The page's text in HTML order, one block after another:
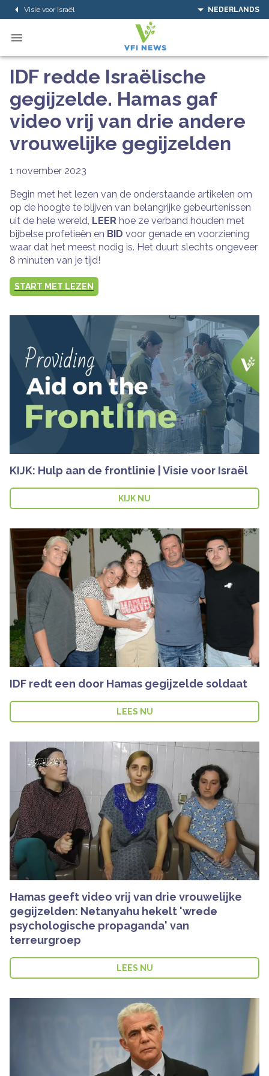
Visie voor Israël NEDERLANDS
IDF redde Israëlische
gegijzelde. Hamas gaf
video vrij van drie andere
vrouwelijke gegijzelden
1 november 2023
Begin met het lezen van de onderstaande artikelen om
op de hoogte te blijven van belangrijke gebeurtenissen
uit de hele wereld, LEER hoe ze verband houden met
bijbelse profetieën en BID voor genade en voorziening
waar dat het meest nodig is. Het duurt slechts ongeveer
8 minuten van je tijd!
START MET LEZEN
KIJK: Hulp aan de frontlinie | Visie voor Israël
KIJK NU
IDF redt een door Hamas gegijzelde soldaat
LEES NU
Hamas geeft video vrij van drie vrouwelijke
gegijzelden: Netanyahu hekelt 'wrede
psychologische propaganda' van
terreurgroep
LEES NU